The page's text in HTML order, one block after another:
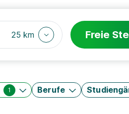
25 km Freie
1 Berufe